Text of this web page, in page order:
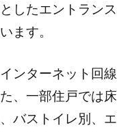
したエントラン
ます。
ンターネット回
、一部住戸では
バストイレ別、